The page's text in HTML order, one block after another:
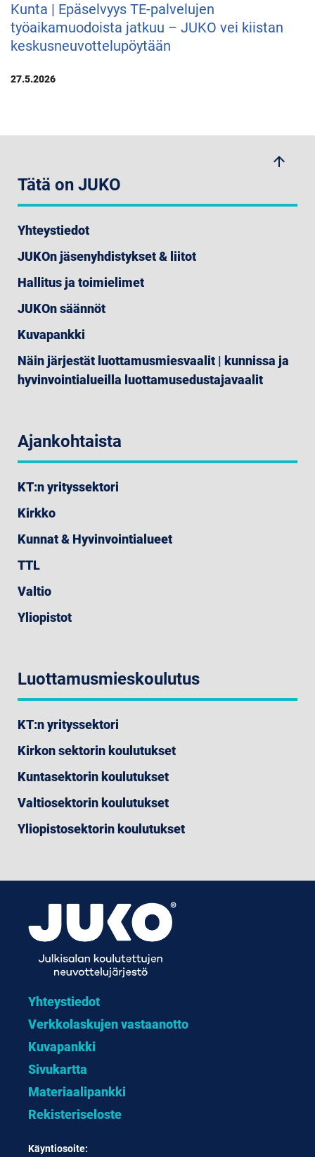
Kunta | Epäselvyys TE-palvelujen
työaikamuodoista jatkuu – JUKO vei kiistan
keskusneuvottelupöytään
27.5.2026
arrow_upwards
Tätä on JUKO
Yhteystiedot
JUKOn jäsenyhdistykset & liitot
Hallitus ja toimielimet
JUKOn säännöt
Kuvapankki
Näin järjestät luottamusmiesvaalit | kunnissa ja
hyvinvointialueilla luottamusedustajavaalit
Ajankohtaista
KT:n yrityssektori
Kirkko
Kunnat & Hyvinvointialueet
TTL
Valtio
Yliopistot
Luottamusmieskoulutus
KT:n yrityssektori
Kirkon sektorin koulutukset
Kuntasektorin koulutukset
Valtiosektorin koulutukset
Yliopistosektorin koulutukset
Yhteystiedot
Verkkolaskujen vastaanotto
Kuvapankki
Sivukartta
Materiaalipankki
Rekisteriseloste
Käyntiosoite: